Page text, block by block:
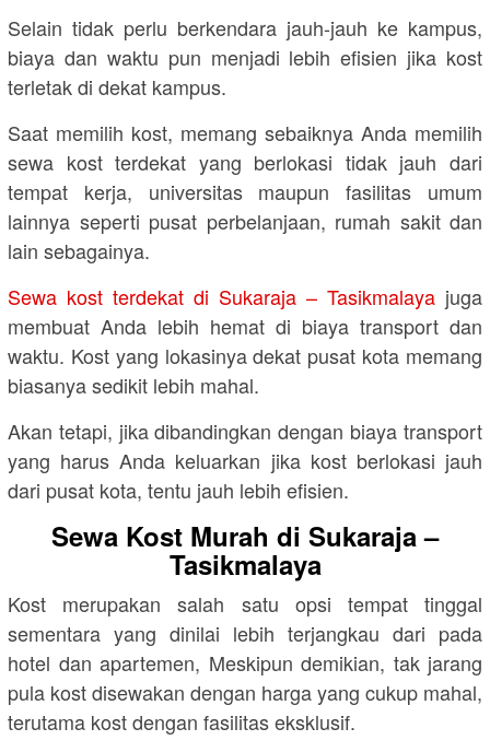
Selain tidak perlu berkendara jauh-jauh ke kampus,
biaya dan waktu pun menjadi lebih efisien jika kost
terletak di dekat kampus.
Saat memilih kost, memang sebaiknya Anda memilih
sewa kost terdekat yang berlokasi tidak jauh dari
tempat kerja, universitas maupun fasilitas umum
lainnya seperti pusat perbelanjaan, rumah sakit dan
lain sebagainya.
Sewa kost terdekat di Sukaraja – Tasikmalaya juga
membuat Anda lebih hemat di biaya transport dan
waktu. Kost yang lokasinya dekat pusat kota memang
biasanya sedikit lebih mahal.
Akan tetapi, jika dibandingkan dengan biaya transport
yang harus Anda keluarkan jika kost berlokasi jauh
dari pusat kota, tentu jauh lebih efisien.
Sewa Kost Murah di Sukaraja –
Tasikmalaya
Kost merupakan salah satu opsi tempat tinggal
sementara yang dinilai lebih terjangkau dari pada
hotel dan apartemen, Meskipun demikian, tak jarang
pula kost disewakan dengan harga yang cukup mahal,
terutama kost dengan fasilitas eksklusif.